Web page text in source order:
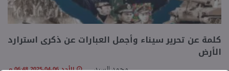
كلمة عن تحرير سيناء وأجمل العبارات عن ذكرى استرارد
الأرض
محمد السيد